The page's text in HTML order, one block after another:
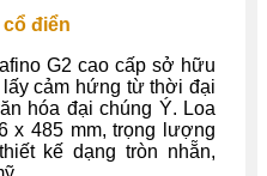
cổ điển
G2 cao cấp sở hữu
cảm hứng từ thời đại
hóa đại chúng Ý. Loa
x 485 mm, trọng lượng
kế dạng tròn nhẵn,